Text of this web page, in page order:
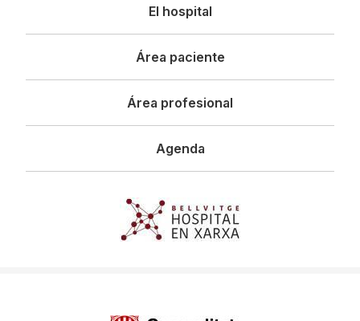
principal
El hospital
Área paciente
Área profesional
Agenda